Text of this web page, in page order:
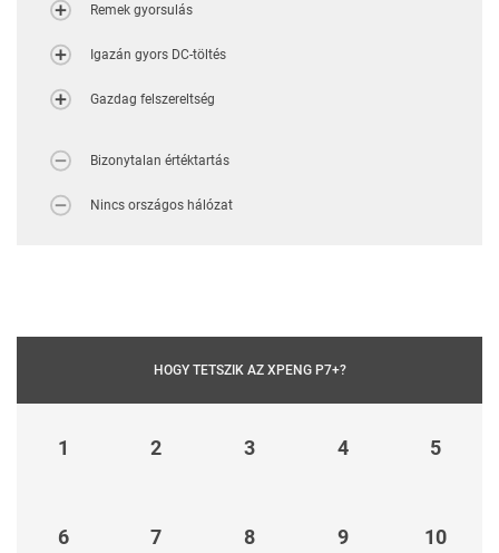
Remek gyorsulás
Igazán gyors DC-töltés
Gazdag felszereltség
Bizonytalan értéktartás
Nincs országos hálózat
HOGY TETSZIK AZ XPENG P7+?
1 2 3 4 5
6 7 8 9 10